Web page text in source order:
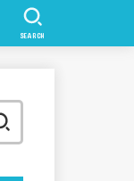
SEARCH